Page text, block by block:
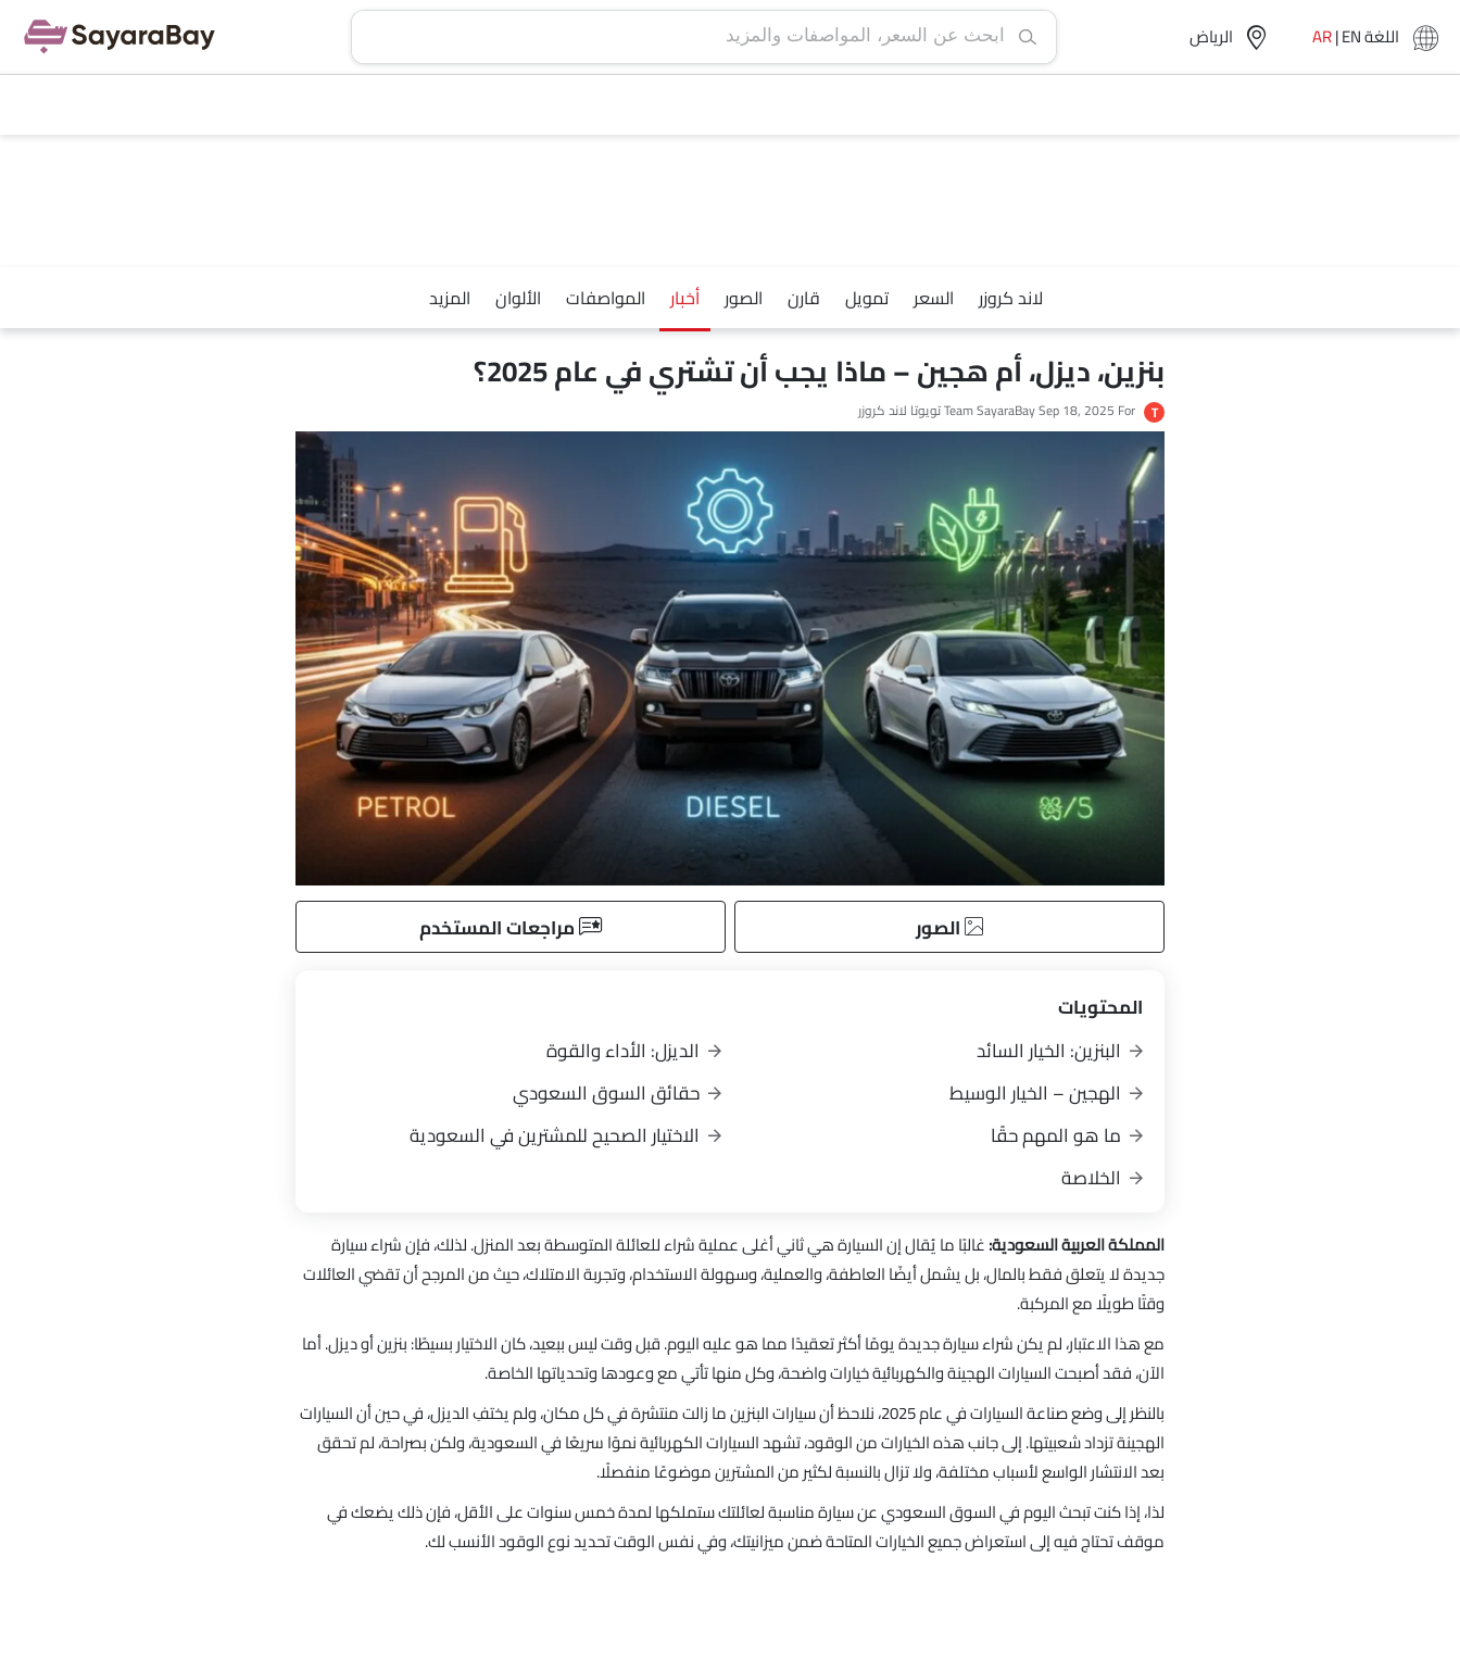
الرياض‎ اللغةEN
|
AR
لاند كروزر السعر تمويل قارن الصور أخبار المواصفات الألوان المزيد
بنزين، ديزل، أم هجين – ماذا يجب أن تشتري في عام 2025؟
T
Team SayaraBaySep 18, 2025 For تويوتا لاند كروزر
المحتويات
البنزين: الخيار السائد
الديزل: الأداء والقوة
الهجين – الخيار الوسيط
حقائق السوق السعودي
ما هو المهم حقًا
الاختيار الصحيح للمشترين في السعودية
الخلاصة
المملكة العربية السعودية:غالبًا ما يُقال إن السيارة هي ثاني أغلى عملية شراء للعائلة المتوسطة بعد المنزل. لذلك، فإن شراء سيارة
جديدة لا يتعلق فقط بالمال، بل يشمل أيضًا العاطفة، والعملية، وسهولة الاستخدام، وتجربة الامتلاك، حيث من المرجح أن تقضي العائلات
وقتًا طويلًا مع المركبة.
مع هذا الاعتبار، لم يكن شراء سيارة جديدة يومًا أكثر تعقيدًا مما هو عليه اليوم. قبل وقت ليس ببعيد، كان الاختيار بسيطًا: بنزين أو ديزل. أما
الآن، فقد أصبحت السيارات الهجينة والكهربائية خيارات واضحة، وكل منها تأتي مع وعودها وتحدياتها الخاصة.
بالنظر إلى وضع صناعة السيارات في عام 2025، نلاحظ أن سيارات البنزين ما زالت منتشرة في كل مكان، ولم يختفِ الديزل، في حين أن السيارات
الهجينة تزداد شعبيتها. إلى جانب هذه الخيارات من الوقود، تشهد السيارات الكهربائية نموًا سريعًا في السعودية، ولكن بصراحة، لم تحقق
بعد الانتشار الواسع لأسباب مختلفة، ولا تزال بالنسبة لكثير من المشترين موضوعًا منفصلًا.
لذا، إذا كنت تبحث اليوم في السوق السعودي عن سيارة مناسبة لعائلتك ستملكها لمدة خمس سنوات على الأقل، فإن ذلك يضعك في
موقف تحتاج فيه إلى استعراض جميع الخيارات المتاحة ضمن ميزانيتك، وفي نفس الوقت تحديد نوع الوقود الأنسب لك.